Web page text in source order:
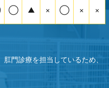
◯ ▲ × ◯ × ×
門診療を担当しているため、